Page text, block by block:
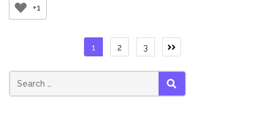
+1
Pagination
des
publications
1 2 3
SEARCH